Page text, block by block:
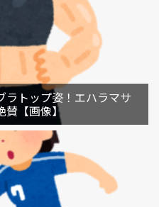
ラトップ姿！エハラマサ
賛【画像】